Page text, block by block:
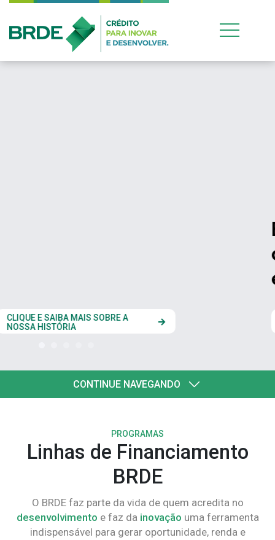
CLIQUE AQUI
CONTINUE NAVEGANDO
PROGRAMAS
Linhas de Financiamento
BRDE
O BRDE faz parte da vida de quem acredita no
desenvolvimento e faz da inovação uma ferramenta
indispensável para gerar oportunidade, renda e